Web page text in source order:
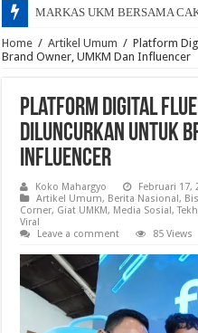
MARKAS UKM BERSAMA
Home / Artikel Umum / Platform
Brand Owner, UMKM Dan Influencer
Platform Digital
Diluncurkan Untuk
Influencer
Koko Mahargyo
Februari 17,
Artikel Umum, Berita Nasional,
Corner, Giat UMKM, Media Sosial,
Viral
Leave a comment
85 Views